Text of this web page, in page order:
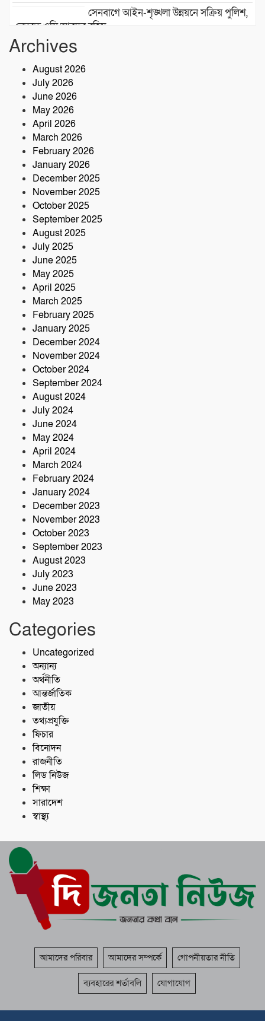
সেনবাগে আইন-শৃঙ্খলা উন্নয়নে সক্রিয় পুলিশ,
নেতৃত্বে ওসি আবদুর রহিম
Archives
August 2026
July 2026
June 2026
May 2026
April 2026
March 2026
February 2026
January 2026
December 2025
November 2025
October 2025
September 2025
August 2025
July 2025
June 2025
May 2025
April 2025
March 2025
February 2025
January 2025
December 2024
November 2024
October 2024
September 2024
August 2024
July 2024
June 2024
May 2024
April 2024
March 2024
February 2024
January 2024
December 2023
November 2023
October 2023
September 2023
August 2023
July 2023
June 2023
May 2023
Categories
Uncategorized
অন্যান্য
অর্থনীতি
আন্তর্জাতিক
জাতীয়
তথ্যপ্রযুক্তি
ফিচার
বিনোদন
রাজনীতি
লিড নিউজ
শিক্ষা
সারাদেশ
স্বাস্থ্য
আমাদের পরিবার আমাদের সম্পর্কে গোপনীয়তার নীতি
ব্যবহারের শর্তাবলি যোগাযোগ